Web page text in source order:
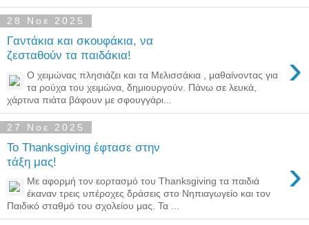
28 Νοε 2025
Γαντάκια και σκουφάκια, να
ζεσταθούν τα παιδάκια!
›
Ο χειμώνας πλησιάζει και τα Μελισσάκια , μαθαίνοντας για
τα ρούχα του χειμώνα, δημιουργούν. Πάνω σε λευκά,
χάρτινα πιάτα βάφουν με σφουγγάρι...
27 Νοε 2025
Το Thanksgiving έφτασε στην
τάξη μας!
›
Με αφορμή τον εορτασμό του Thanksgiving τα παιδιά
έκαναν τρεις υπέροχες δράσεις στο Νηπιαγωγείο και τον
Παιδικό σταθμό του σχολείου μας. Τα ...